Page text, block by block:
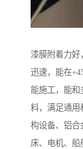
漆膜附着力好
迅速，能在
能施工，能
料，满足通用
构设备、铝合
床、电机、